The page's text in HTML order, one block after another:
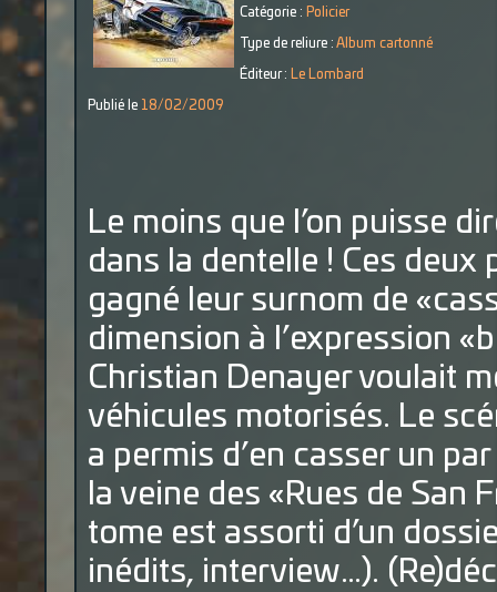
Catégorie : Policier
Type de reliure : Album cartonné
Éditeur : Le Lombard
Publié le 18/02/2009
Le moins que l’on puisse
dans la dentelle ! Ces deux
gagné leur surnom de
dimension à l’expression
Christian Denayer voulait
véhicules motorisés. Le
a permis d’en casser un
la veine des «Rues de San
tome est assorti d’un
inédits, interview…).